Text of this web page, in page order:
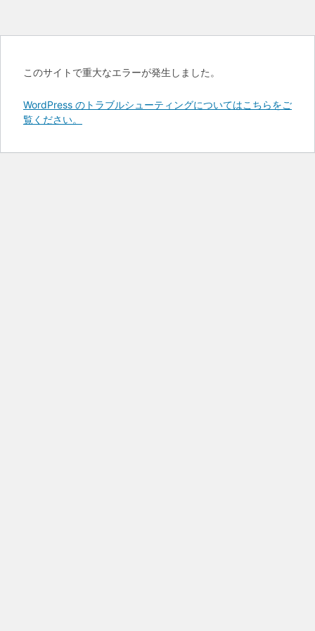
このサイトで重大なエラーが発生しました。
WordPress のトラブルシューティングについてはこちらをご
覧ください。